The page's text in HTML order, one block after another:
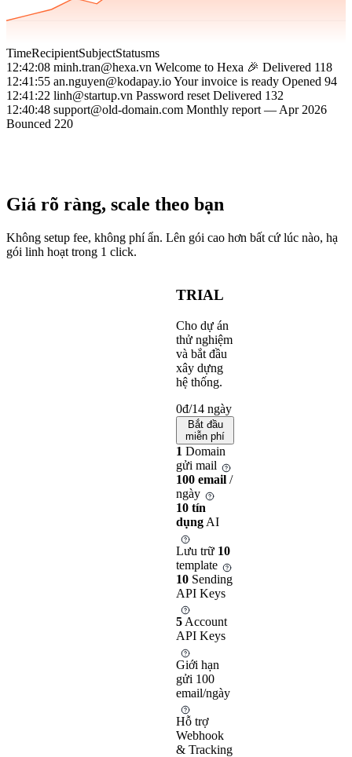
TimeRecipientSubjectStatusms
12:42:08 minh.tran@hexa.vn Welcome to Hexa 🎉 Delivered 118
12:41:55 an.nguyen@kodapay.ioYour invoice is ready Opened 94
12:41:22 linh@startup.vn Password reset Delivered 132
12:40:48 support@old-domain.com Monthly report — Apr 2026
Bounced 220
Giá rõ ràng, scale theo bạn
Không setup fee, không phí ẩn. Lên gói cao hơn bất cứ lúc nào, hạ
gói linh hoạt trong 1 click.
TRIAL
Cho dự án
thử nghiệm
và bắt đầu
xây dựng
hệ thống.
0đ/14 ngày
Bắt đầu
miễn phí
1 Domain
gửi mail
100 email /
ngày
10 tín
dụng AI
Lưu trữ 10
template
10 Sending
API Keys
5 Account
API Keys
Giới hạn
gửi 100
email/ngày
Hỗ trợ
Webhook
& Tracking